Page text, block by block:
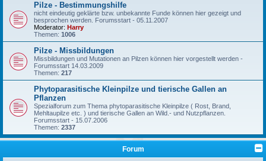
Pilze - Bestimmungshilfe
nicht eindeutig geklärte bzw. unbekannte Funde können hier gezeigt und
besprochen werden. Forumsstart - 05.11.2007
Moderator: Harry
Themen: 1006
Pilze - Missbildungen
Missbildungen und Mutationen an Pilzen können hier vorgestellt werden -
Forumsstart 14.03.2009
Themen: 217
Phytoparasitische Kleinpilze und tierische Gallen an
Pflanzen
Spezialforum zum Thema phytoparasitische Kleinpilze ( Rost, Brand,
Mehltaupilze etc. ) und tierische Gallen an Wild.- und Nutzpflanzen.
Forumsstart - 15.07.2006
Themen: 2337
Forum